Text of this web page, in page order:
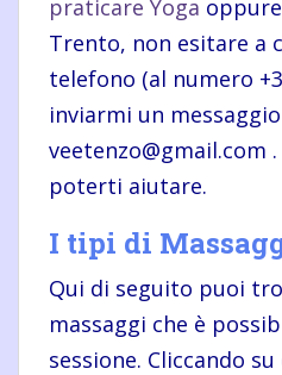
praticare Yoga
Trento, non esitare a
telefono (al numero
inviarmi un
veetenzo@gmail.com
poterti aiutare.
I tipi di
Qui di seguito puoi
massaggi che è
sessione. Cliccando